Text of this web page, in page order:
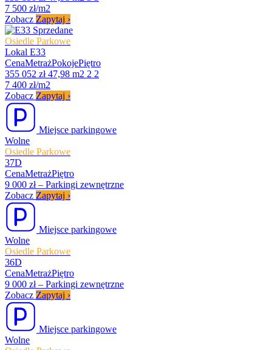
7 500 zł/m2
Zobacz Zapytaj ›
Sprzedane
Osiedle Parkowe
Lokal E33
CenaMetrażPokojePiętro
355 052 zł 47,98 m2 2 2
7 400 zł/m2
Zobacz Zapytaj ›
Miejsce parkingowe
Wolne
Osiedle Parkowe
37D
CenaMetrażPiętro
9 000 zł – Parkingi zewnętrzne
Zobacz Zapytaj ›
Miejsce parkingowe
Wolne
Osiedle Parkowe
36D
CenaMetrażPiętro
9 000 zł – Parkingi zewnętrzne
Zobacz Zapytaj ›
Miejsce parkingowe
Wolne